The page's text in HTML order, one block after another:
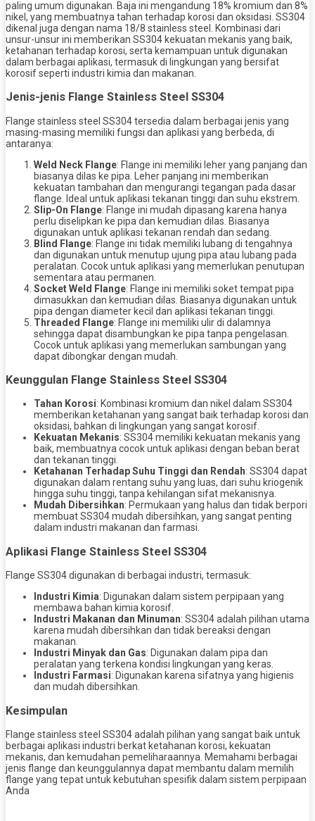
paling umum digunakan. Baja ini mengandung 18% kromium dan 8%
nikel, yang membuatnya tahan terhadap korosi dan oksidasi. SS304
dikenal juga dengan nama 18/8 stainless steel. Kombinasi dari
unsur-unsur ini memberikan SS304 kekuatan mekanis yang baik,
ketahanan terhadap korosi, serta kemampuan untuk digunakan
dalam berbagai aplikasi, termasuk di lingkungan yang bersifat
korosif seperti industri kimia dan makanan.
Jenis-jenis Flange Stainless Steel SS304
Flange stainless steel SS304 tersedia dalam berbagai jenis yang
masing-masing memiliki fungsi dan aplikasi yang berbeda, di
antaranya:
Weld Neck Flange: Flange ini memiliki leher yang panjang dan
biasanya dilas ke pipa. Leher panjang ini memberikan
kekuatan tambahan dan mengurangi tegangan pada dasar
flange. Ideal untuk aplikasi tekanan tinggi dan suhu ekstrem.
Slip-On Flange: Flange ini mudah dipasang karena hanya
perlu diselipkan ke pipa dan kemudian dilas. Biasanya
digunakan untuk aplikasi tekanan rendah dan sedang.
Blind Flange: Flange ini tidak memiliki lubang di tengahnya
dan digunakan untuk menutup ujung pipa atau lubang pada
peralatan. Cocok untuk aplikasi yang memerlukan penutupan
sementara atau permanen.
Socket Weld Flange: Flange ini memiliki soket tempat pipa
dimasukkan dan kemudian dilas. Biasanya digunakan untuk
pipa dengan diameter kecil dan aplikasi tekanan tinggi.
Threaded Flange: Flange ini memiliki ulir di dalamnya
sehingga dapat disambungkan ke pipa tanpa pengelasan.
Cocok untuk aplikasi yang memerlukan sambungan yang
dapat dibongkar dengan mudah.
Keunggulan Flange Stainless Steel SS304
Tahan Korosi: Kombinasi kromium dan nikel dalam SS304
memberikan ketahanan yang sangat baik terhadap korosi dan
oksidasi, bahkan di lingkungan yang sangat korosif.
Kekuatan Mekanis: SS304 memiliki kekuatan mekanis yang
baik, membuatnya cocok untuk aplikasi dengan beban berat
dan tekanan tinggi.
Ketahanan Terhadap Suhu Tinggi dan Rendah: SS304 dapat
digunakan dalam rentang suhu yang luas, dari suhu kriogenik
hingga suhu tinggi, tanpa kehilangan sifat mekanisnya.
Mudah Dibersihkan: Permukaan yang halus dan tidak berpori
membuat SS304 mudah dibersihkan, yang sangat penting
dalam industri makanan dan farmasi.
Aplikasi Flange Stainless Steel SS304
Flange SS304 digunakan di berbagai industri, termasuk:
Industri Kimia: Digunakan dalam sistem perpipaan yang
membawa bahan kimia korosif.
Industri Makanan dan Minuman: SS304 adalah pilihan utama
karena mudah dibersihkan dan tidak bereaksi dengan
makanan.
Industri Minyak dan Gas: Digunakan dalam pipa dan
peralatan yang terkena kondisi lingkungan yang keras.
Industri Farmasi: Digunakan karena sifatnya yang higienis
dan mudah dibersihkan.
Kesimpulan
Flange stainless steel SS304 adalah pilihan yang sangat baik untuk
berbagai aplikasi industri berkat ketahanan korosi, kekuatan
mekanis, dan kemudahan pemeliharaannya. Memahami berbagai
jenis flange dan keunggulannya dapat membantu dalam memilih
flange yang tepat untuk kebutuhan spesifik dalam sistem perpipaan
Anda